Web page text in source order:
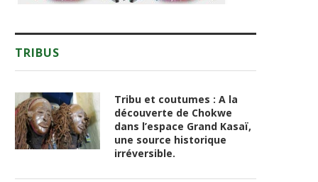
TRIBUS
Tribu et coutumes : A la
découverte de Chokwe
dans l’espace Grand Kasaï,
une source historique
irréversible.